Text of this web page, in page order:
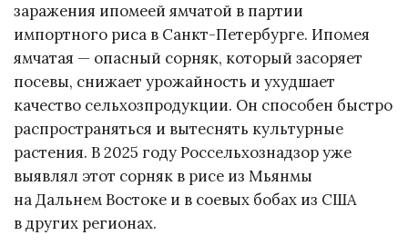
заражения ипомеей ямчатой в партии
импортного риса в Санкт-Петербурге. Ипомея
ямчатая — опасный сорняк, который засоряет
посевы, снижает урожайность и ухудшает
качество сельхозпродукции. Он способен быстро
распространяться и вытеснять культурные
растения. В 2025 году Россельхознадзор уже
выявлял этот сорняк в рисе из Мьянмы
на Дальнем Востоке и в соевых бобах из США
в других регионах.